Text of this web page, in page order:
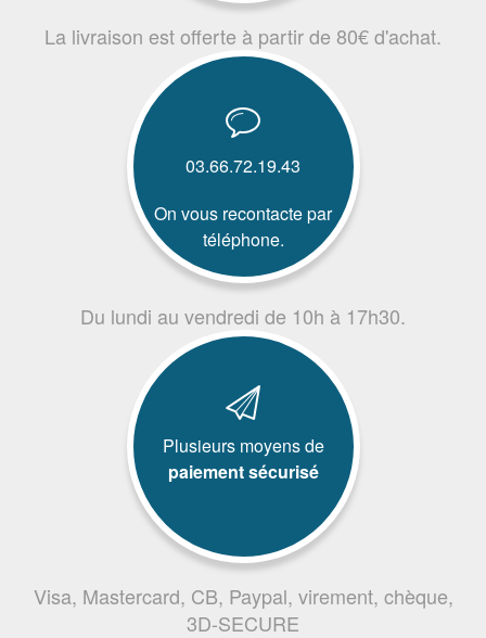
La livraison est offerte à partir de 80€ d'achat.
03.66.72.19.43
On vous recontacte par
téléphone.
Du lundi au vendredi de 10h à 17h30.
Plusieurs moyens de
paiement sécurisé
Visa, Mastercard, CB, Paypal, virement, chèque,
3D-SECURE